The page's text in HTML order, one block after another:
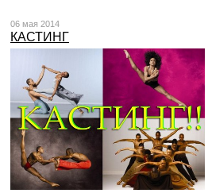
06 мая 2014
КАСТИНГ